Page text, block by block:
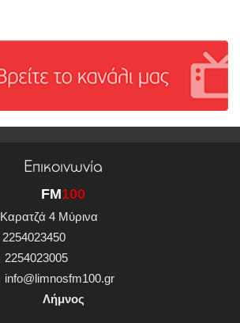
Επικοινωνία
FM100
Καρατζά 4 Μύρινα
2254023450
2254023005
info@limnosfm100.gr
Λήμνος